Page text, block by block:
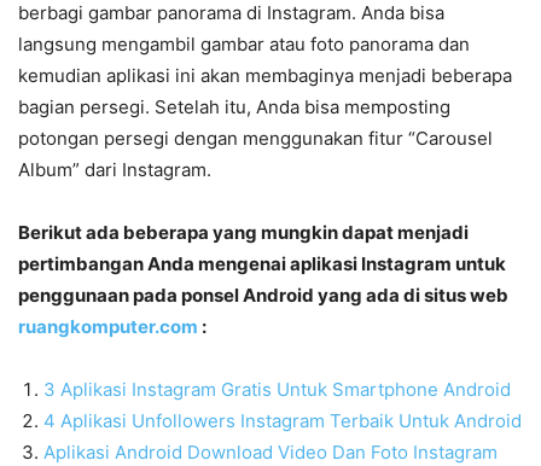
berbagi gambar panorama di Instagram. Anda bisa
langsung mengambil gambar atau foto panorama dan
kemudian aplikasi ini akan membaginya menjadi beberapa
bagian persegi. Setelah itu, Anda bisa memposting
potongan persegi dengan menggunakan fitur “Carousel
Album” dari Instagram.
Berikut ada beberapa yang mungkin dapat menjadi
pertimbangan Anda mengenai aplikasi Instagram untuk
penggunaan pada ponsel Android yang ada di situs web
ruangkomputer.com :
3 Aplikasi Instagram Gratis Untuk Smartphone Android
4 Aplikasi Unfollowers Instagram Terbaik Untuk Android
Aplikasi Android Download Video Dan Foto Instagram